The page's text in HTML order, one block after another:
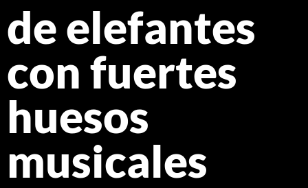
de elefantes
con fuertes
huesos
musicales